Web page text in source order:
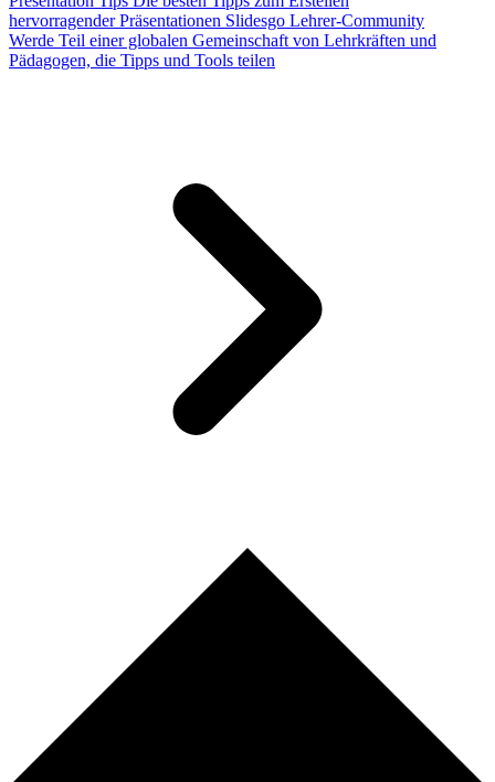
hervorragender Präsentationen Slidesgo Lehrer-Community
Werde Teil einer globalen Gemeinschaft von Lehrkräften und
Pädagogen, die Tipps und Tools teilen